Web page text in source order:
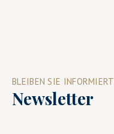
BLEIBEN SIE INFORMIERT
Newsletter